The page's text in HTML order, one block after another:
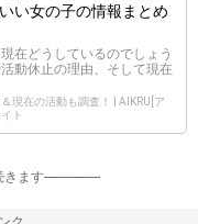
い女の子の情報まとめ
在どうしているのでしょう
動休止の理由、そして現在
現在の活動も調査！ | AIKRU[ア
ト
ます-----------------